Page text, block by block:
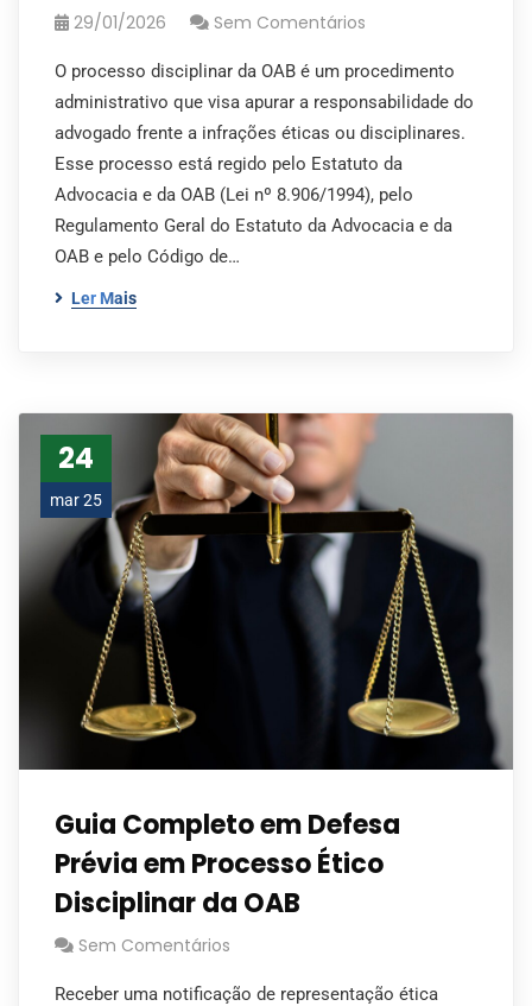
29/01/2026 Sem Comentários
O processo disciplinar da OAB é um procedimento
administrativo que visa apurar a responsabilidade do
advogado frente a infrações éticas ou disciplinares.
Esse processo está regido pelo Estatuto da
Advocacia e da OAB (Lei nº 8.906/1994), pelo
Regulamento Geral do Estatuto da Advocacia e da
OAB e pelo Código de…
Ler Mais
24
mar 25
Guia Completo em Defesa
Prévia em Processo Ético
Disciplinar da OAB
Sem Comentários
Receber uma notificação de representação ética